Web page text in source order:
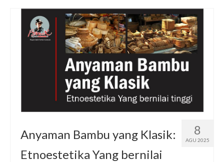
8
AGU 2025
Anyaman Bambu yang Klasik:
Etnoestetika Yang bernilai